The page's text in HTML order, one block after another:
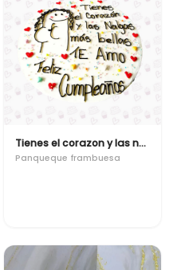
Tienes el corazon y las nalgas mas bellas
Panqueque frambuesa